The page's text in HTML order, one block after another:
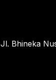
Jl. Bhineka